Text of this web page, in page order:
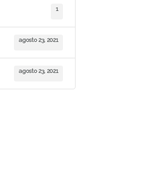
1
agosto 23, 2021
agosto 23, 2021